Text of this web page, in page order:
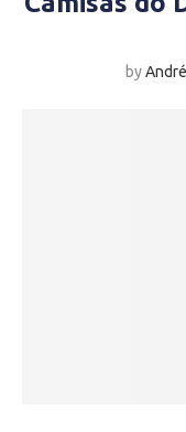
by